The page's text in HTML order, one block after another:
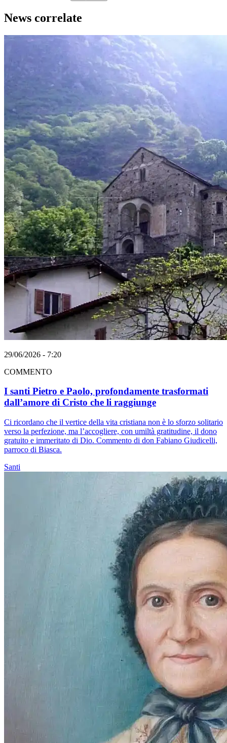
News correlate
29/06/2026 - 7:20
COMMENTO
I santi Pietro e Paolo, profondamente trasformati
dall’amore di Cristo che li raggiunge
Ci ricordano che il vertice della vita cristiana non è lo sforzo solitario
verso la perfezione, ma l’accogliere, con umiltà gratitudine, il dono
gratuito e immeritato di Dio. Commento di don Fabiano Giudicelli,
parroco di Biasca.
Santi